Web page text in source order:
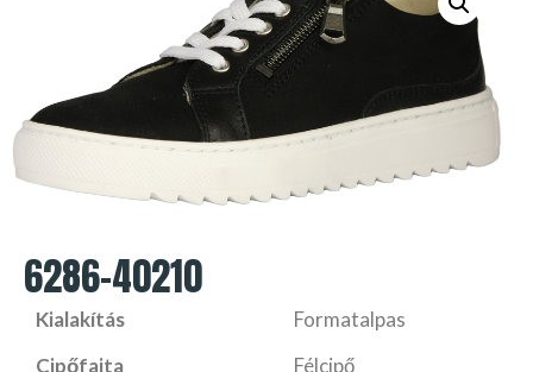
6286-40210
Kialakítás
Formatalpas
Cipőfajta
Félcipő